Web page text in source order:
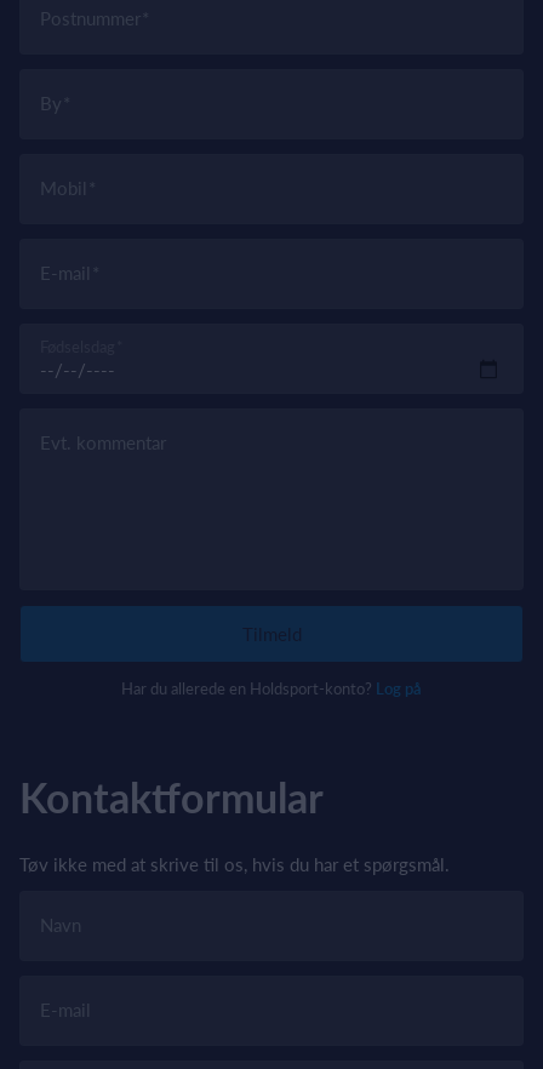
Postnummer
By
Mobil
E-mail
Evt. kommentar
Tilmeld
Har du allerede en Holdsport-konto? Log på
Kontaktformular
Tøv ikke med at skrive til os, hvis du har et spørgsmål.
Navn
E-mail